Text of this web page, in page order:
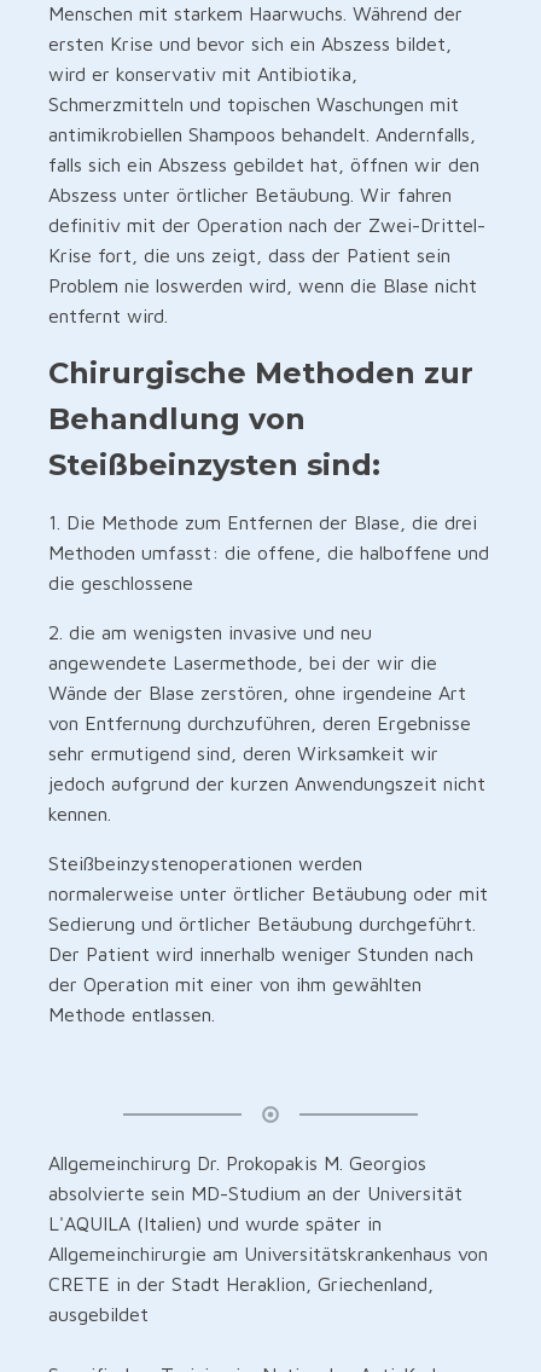
Menschen mit starkem Haarwuchs. Während der
ersten Krise und bevor sich ein Abszess bildet,
wird er konservativ mit Antibiotika,
Schmerzmitteln und topischen Waschungen mit
antimikrobiellen Shampoos behandelt. Andernfalls,
falls sich ein Abszess gebildet hat, öffnen wir den
Abszess unter örtlicher Betäubung. Wir fahren
definitiv mit der Operation nach der Zwei-Drittel-
Krise fort, die uns zeigt, dass der Patient sein
Problem nie loswerden wird, wenn die Blase nicht
entfernt wird.
Chirurgische Methoden zur
Behandlung von
Steißbeinzysten sind:
1. Die Methode zum Entfernen der Blase, die drei
Methoden umfasst: die offene, die halboffene und
die geschlossene
2. die am wenigsten invasive und neu
angewendete Lasermethode, bei der wir die
Wände der Blase zerstören, ohne irgendeine Art
von Entfernung durchzuführen, deren Ergebnisse
sehr ermutigend sind, deren Wirksamkeit wir
jedoch aufgrund der kurzen Anwendungszeit nicht
kennen.
Steißbeinzystenoperationen werden
normalerweise unter örtlicher Betäubung oder mit
Sedierung und örtlicher Betäubung durchgeführt.
Der Patient wird innerhalb weniger Stunden nach
der Operation mit einer von ihm gewählten
Methode entlassen.
Allgemeinchirurg Dr. Prokopakis M. Georgios
absolvierte sein MD-Studium an der Universität
L'AQUILA (Italien) und wurde später in
Allgemeinchirurgie am Universitätskrankenhaus von
CRETE in der Stadt Heraklion, Griechenland,
ausgebildet